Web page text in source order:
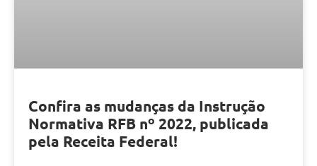
Confira as mudanças da Instrução
Normativa RFB nº 2022, publicada
pela Receita Federal!